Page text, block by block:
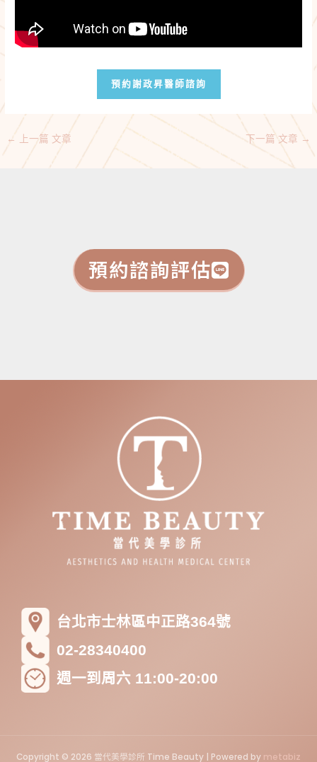
預約謝政昇醫師諮詢
← 上一篇 文章 下一篇 文章 →
預約諮詢評估
台北市士林區中正路364號
02-28340400
週一到周六 11:00-20:00
Copyright © 2026 當代美學診所 Time Beauty | Powered by metabiz